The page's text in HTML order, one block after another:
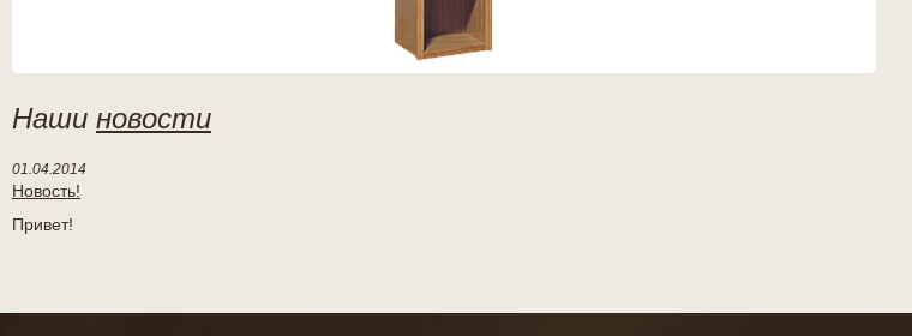
Наши новости
01.04.2014
Новость!
Привет!